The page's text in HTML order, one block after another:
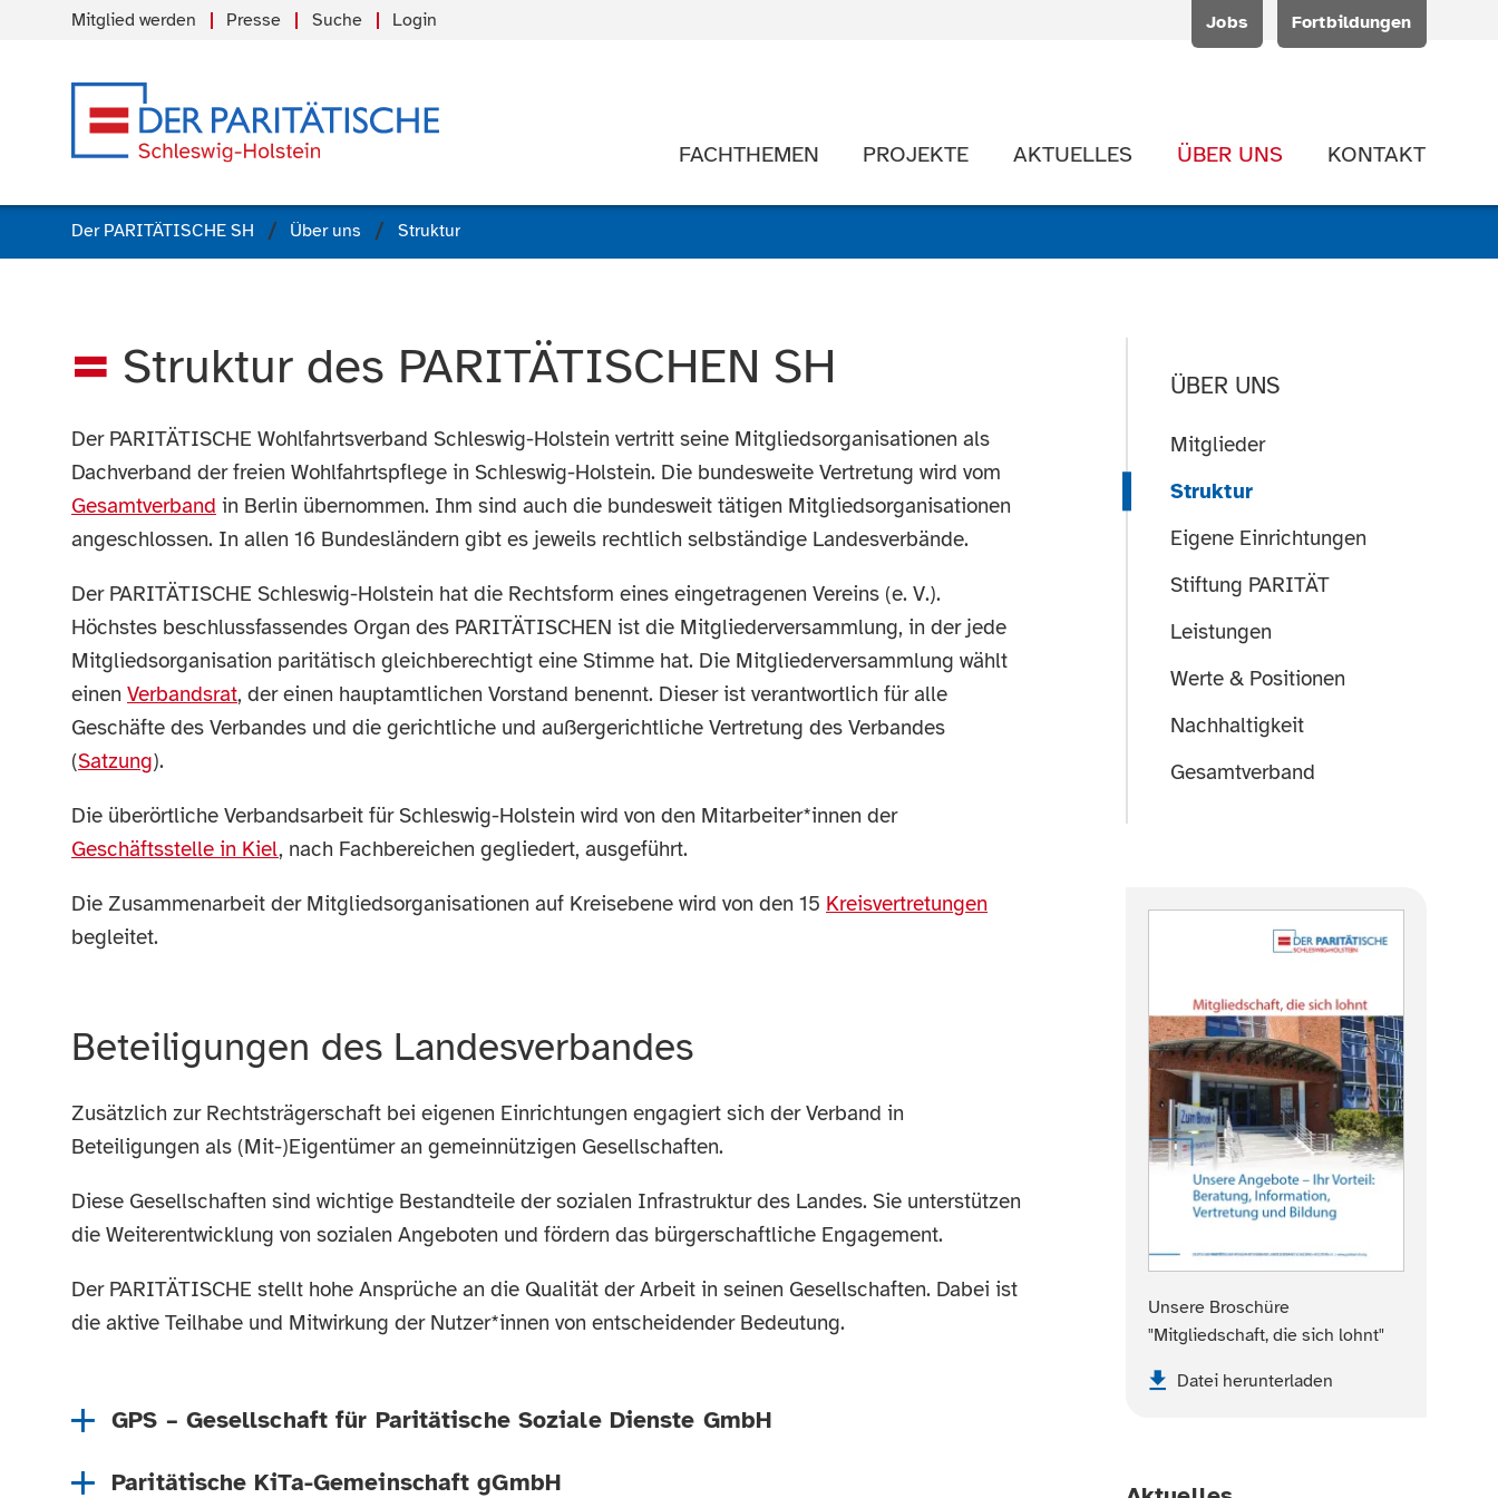
Jobs Fortbildungen
Mitglied werden Presse Suche Login
FACHTHEMEN PROJEKTE AKTUELLES ÜBER UNS KONTAKT
Der PARITÄTISCHE SH Über uns Struktur
Struktur des PARITÄTISCHEN SH
Der PARITÄTISCHE Wohlfahrtsverband Schleswig-Holstein vertritt seine Mitgliedsorganisationen als
Dachverband der freien Wohlfahrtspflege in Schleswig-Holstein. Die bundesweite Vertretung wird vom
Gesamtverband in Berlin übernommen. Ihm sind auch die bundesweit tätigen Mitgliedsorganisationen
angeschlossen. In allen 16 Bundesländern gibt es jeweils rechtlich selbständige Landesverbände.
Der PARITÄTISCHE Schleswig-Holstein hat die Rechtsform eines eingetragenen Vereins (e. V.).
Höchstes beschlussfassendes Organ des PARITÄTISCHEN ist die Mitgliederversammlung, in der jede
Mitgliedsorganisation paritätisch gleichberechtigt eine Stimme hat. Die Mitgliederversammlung wählt
einen Verbandsrat, der einen hauptamtlichen Vorstand benennt. Dieser ist verantwortlich für alle
Geschäfte des Verbandes und die gerichtliche und außergerichtliche Vertretung des Verbandes
(Satzung).
Die überörtliche Verbandsarbeit für Schleswig-Holstein wird von den Mitarbeiter*innen der
Geschäftsstelle in Kiel, nach Fachbereichen gegliedert, ausgeführt.
Die Zusammenarbeit der Mitgliedsorganisationen auf Kreisebene wird von den 15 Kreisvertretungen
begleitet.
Beteiligungen des Landesverbandes
Zusätzlich zur Rechtsträgerschaft bei eigenen Einrichtungen engagiert sich der Verband in
Beteiligungen als (Mit-)Eigentümer an gemeinnützigen Gesellschaften.
Diese Gesellschaften sind wichtige Bestandteile der sozialen Infrastruktur des Landes. Sie unterstützen
die Weiterentwicklung von sozialen Angeboten und fördern das bürgerschaftliche Engagement.
Der PARITÄTISCHE stellt hohe Ansprüche an die Qualität der Arbeit in seinen Gesellschaften. Dabei ist
die aktive Teilhabe und Mitwirkung der Nutzer*innen von entscheidender Bedeutung.
GPS – Gesellschaft für Paritätische Soziale Dienste GmbH
Paritätische KiTa-Gemeinschaft gGmbH
ÜBER UNS
Mitglieder
Struktur
Eigene Einrichtungen
Stiftung PARITÄT
Leistungen
Werte & Positionen
Nachhaltigkeit
Gesamtverband
Unsere Broschüre
"Mitgliedschaft, die sich lohnt"
Datei herunterladen